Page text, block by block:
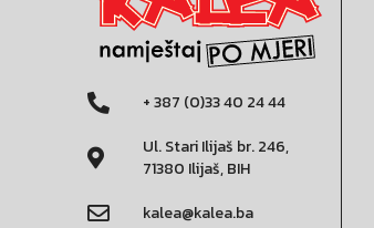
+ 387 (0)33 40 24 44
Ul. Stari Ilijaš br. 246,
71380 Ilijaš, BIH
kalea@kalea.ba